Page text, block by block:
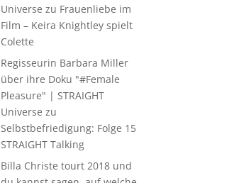
Universe zu Frauenliebe im
Film – Keira Knightley spielt
Colette
Regisseurin Barbara Miller
über ihre Doku "#Female
Pleasure" | STRAIGHT
Universe zu
Selbstbefriedigung: Folge 15
STRAIGHT Talking
Billa Christe tourt 2018 und